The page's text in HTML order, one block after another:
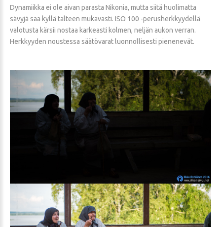
Dynamiikka ei ole aivan parasta Nikonia, mutta siitä huolimatta
sävyjä saa kyllä talteen mukavasti. ISO 100 -perusherkkyydellä
valotusta kärsii nostaa karkeasti kolmen, neljän aukon verran.
Herkkyyden noustessa säätövarat luonnollisesti pienenevät.